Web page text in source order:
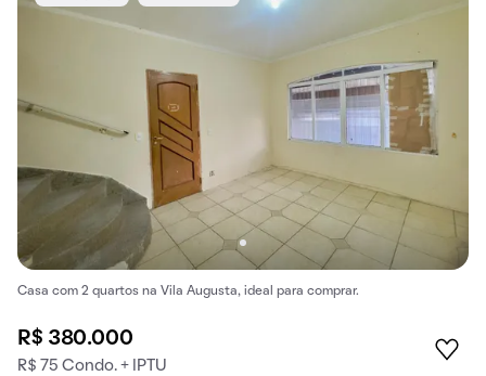
Casa com 2 quartos na Vila Augusta, ideal para comprar.
R$ 380.000
R$ 75 Condo. + IPTU